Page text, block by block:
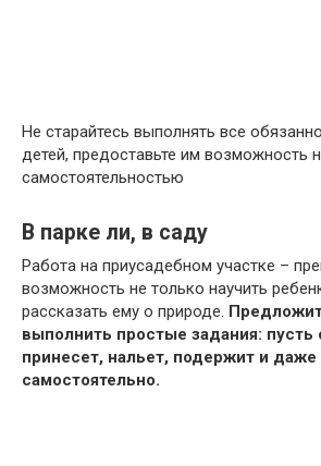
Не старайтесь выполнять все
детей, предоставьте им возможность
самостоятельностью
В парке ли, в саду
Работа на приусадебном участке –
возможность не только научить
рассказать ему о природе.
выполнить простые задания: пусть
принесет, нальет, подержит и даже
самостоятельно.